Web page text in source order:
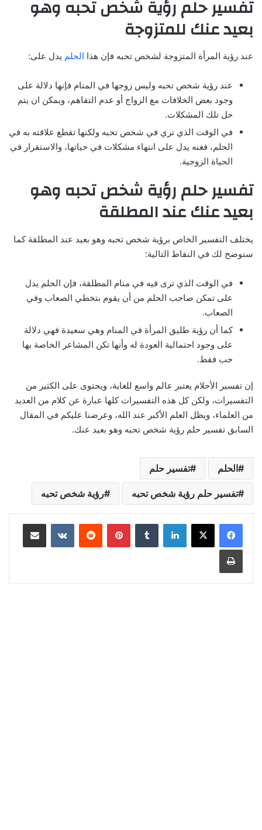
تفسير حلم رؤية شخص تحبه وهو
بعيد عنك للمتزوجة
عند رؤية المرأة المتزوجة لشخص تحبه فإن هذا الحلم يدل على:
عند رؤية شخص تحبه وليس زوجها في المنام فإنها دلالة على
وجود بعض الخلافات مع الزواج أو عدم التفاهم، ويمكن ان يتم
حل تلك المشكلات.
في الوقت الذي تري في شخص تحبه ولكنها تقطع علاقته به في
الحلم، فغنه يدل على انتهاء مشكلات في حياتها، والاستقرار في
الحياة الزوجية.
تفسير حلم رؤية شخص تحبه وهو
بعيد عنكعند المطلقة
يختلف التفسير الخاص برؤية شخص تحبه وهو بعيد عند المطلقة كما
سنوضح لك في النقاط التالية:
في الوقت الذي ترى فيه في منام المطلقة، فإن الحلم يدل
على تمكن صاحب الحلم من أن يقوم بتخطي الصعاب وفي
الصعاب.
كما أن رؤية طليق المرأة في المنام وهي سعيدة فهي دلالة
على وجود احتمالية العودة له وأنها تكن المشاعر الخاصة بها
حب فقط.
إن تفسير الأحلام يعتبر عالم واسع للغاية، ويحتوى على الكثير من
التفسيرات، ولكن كل هذه التفسيرات كلها عبارة عن كلام من العديد
من العلماء، ويظل العلم الأكبر عند الله، وعرضنا عليكم في المقال
السابق تفسير حلم رؤية شخص تحبه وهو بعيد عنك.
الحلم تفسير حلم
تفسير حلم رؤية شخص تحبه رؤية شخص تحبه
لينكدإن بينتيريست